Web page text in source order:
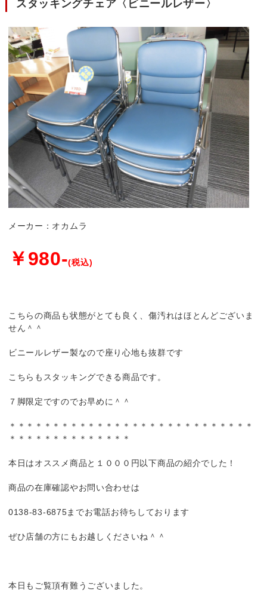
スタッキングチェア〈ビニールレザー〉
メーカー：オカムラ
￥980-(税込)
こちらの商品も状態がとても良く、傷汚れはほとんどございま
せん＾＾
ビニールレザー製なので座り心地も抜群です
こちらもスタッキングできる商品です。
７脚限定ですのでお早めに＾＾
＊＊＊＊＊＊＊＊＊＊＊＊＊＊＊＊＊＊＊＊＊＊＊＊＊＊＊＊
＊＊＊＊＊＊＊＊＊＊＊＊＊＊
本日はオススメ商品と１０００円以下商品の紹介でした！
商品の在庫確認やお問い合わせは
0138-83-6875までお電話お待ちしております
ぜひ店舗の方にもお越しくださいね＾＾
本日もご覧頂有難うございました。